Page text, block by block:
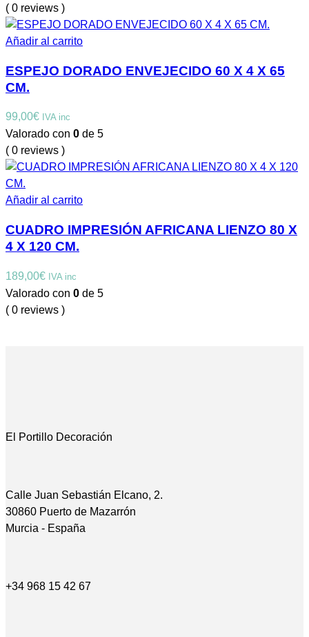
( 0 reviews )
Añadir al carrito
ESPEJO DORADO ENVEJECIDO 60 X 4 X 65
CM.
99,00€ IVA inc
Valorado con 0 de 5
( 0 reviews )
Añadir al carrito
CUADRO IMPRESIÓN AFRICANA LIENZO 80 X
4 X 120 CM.
189,00€ IVA inc
Valorado con 0 de 5
( 0 reviews )
El Portillo Decoración
Calle Juan Sebastián Elcano, 2.
30860 Puerto de Mazarrón
Murcia - España
+34 968 15 42 67